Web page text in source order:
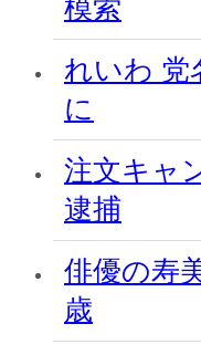
模索
れいわ 党
に
注文キャ
逮捕
俳優の寿
歳